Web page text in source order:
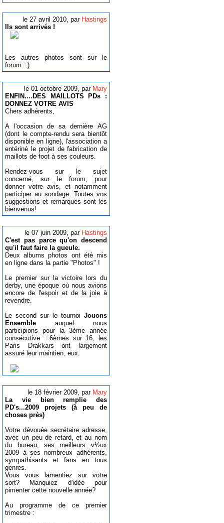
le 27 avril 2010, par Hastings
Ils sont arrivés !
Les autres photos sont sur le
forum. ;)
le 01 octobre 2009, par Mary
ENFIN....DES MAILLOTS PDs :
DONNEZ VOTRE AVIS
Chers adhérents,
A l'occasion de sa dernière AG
(dont le compte-rendu sera bientôt
disponible en ligne), l'association a
entériné le projet de fabrication de
maillots de foot à ses couleurs.
Rendez-vous sur le sujet
concerné, sur le forum, pour
donner votre avis, et notamment
participer au sondage. Toutes vos
suggestions et remarques sont les
bienvenus!
le 07 juin 2009, par Hastings
C'est pas parce qu'on descend
qu'il faut faire la gueule.
Deux albums photos ont été mis
en ligne dans la partie "Photos" !
Le premier sur la victoire lors du
derby, une époque où nous avions
encore de l'espoir et de la joie à
revendre.
Le second sur le tournoi Jouons
Ensemble auquel nous
participions pour la 3ème année
consécutive : 6èmes sur 16, les
Paris Drakkars ont largement
assuré leur maintien, eux.
le 18 février 2009, par Mary
La vie bien remplie des
PD's...2009 projets (à peu de
choses près)
Votre dévouée secrétaire adresse,
avec un peu de retard, et au nom
du bureau, ses meilleurs v½ux
2009 à ses nombreux adhérents,
sympathisants et fans en tous
genres.
Vous vous lamentiez sur votre
sort? Manquiez d'idée pour
pimenter cette nouvelle année?
Au programme de ce premier
trimestre :